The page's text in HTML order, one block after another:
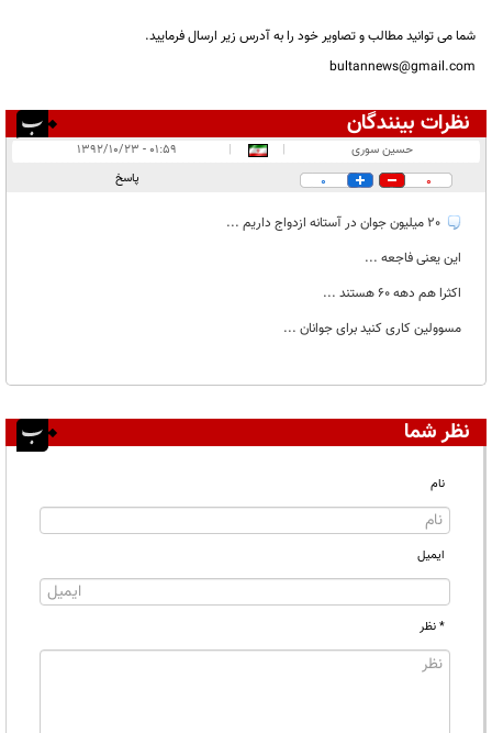
شما می توانید مطالب و تصاویر خود را به آدرس زیر ارسال فرمایید.
bultannews@gmail.com
نظرات بینندگان
در انتظار بررسی:۱
حسین سوری |
|
۰۱:۵۹ - ۱۳۹۲/۱۰/۲۳
0
0 پاسخ
این یعنی فاجعه ...
اکثرا هم دهه 60 هستند ...
مسوولین کاری کنید برای جوانان ...
نظر شما
نام
ایمیل
* نظر